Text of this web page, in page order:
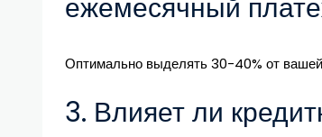
ежемесячный
Оптимально выделять 30-40% от
3. Влияет ли